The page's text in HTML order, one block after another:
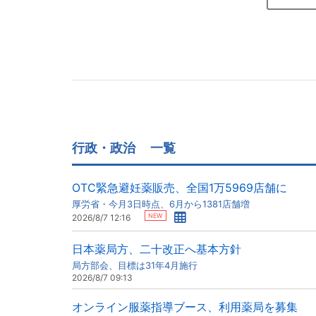
行政・政治 一覧
OTC緊急避妊薬販売、全国1万5969店舗に
厚労省・今月3日時点、6月から1381店舗増
2026/8/7 12:16 NEW
日本薬局方、二十改正へ基本方針
局方部会、目標は31年4月施行
2026/8/7 09:13
オンライン服薬指導ブース、利用薬局を募集